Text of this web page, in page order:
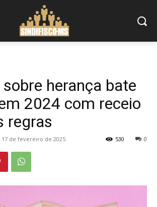
herança bate
2024 com receio
regras
17 de fevereiro de 2025 0
530